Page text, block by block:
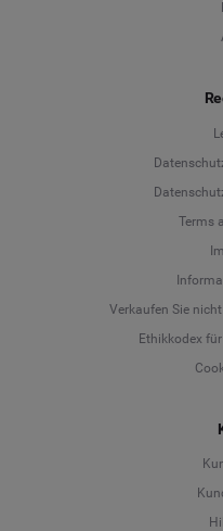
Terms
Verkaufen Sie
Ethikkodex